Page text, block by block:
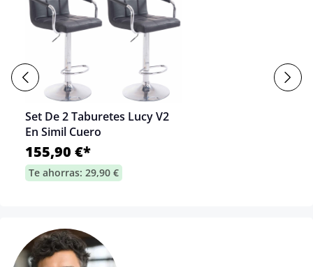
Set De 2 Taburetes Lucy V2
En Simil Cuero
155,90 €*
Te ahorras: 29,90 €